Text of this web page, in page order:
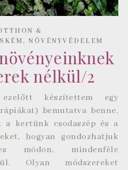
&
,NÖVÉNYVÉDELEM
nélkül/2
bemutatva benne,
a kertünk csodaszép és a
hogyan gondozhatjuk
módon, mindenféle
Olyan módszereket